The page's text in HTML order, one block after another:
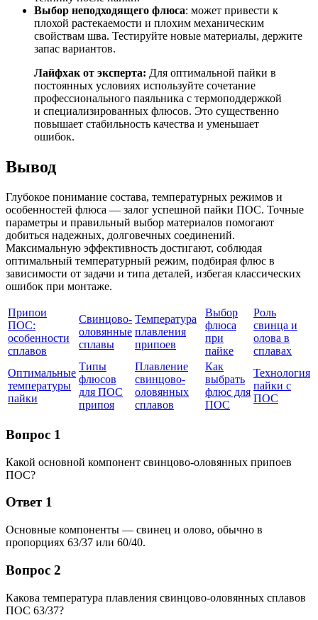
Выбор неподходящего флюса: может привести к
плохой растекаемости и плохим механическим
свойствам шва. Тестируйте новые материалы, держите
запас вариантов.
Лайфхак от эксперта: Для оптимальной пайки в
постоянных условиях используйте сочетание
профессионального паяльника с термоподдержкой
и специализированных флюсов. Это существенно
повышает стабильность качества и уменьшает
ошибок.
Вывод
Глубокое понимание состава, температурных режимов и
особенностей флюса — залог успешной пайки ПОС. Точные
параметры и правильный выбор материалов помогают
добиться надежных, долговечных соединений.
Максимальную эффективность достигают, соблюдая
оптимальный температурный режим, подбирая флюс в
зависимости от задачи и типа деталей, избегая классических
ошибок при монтаже.
Припои
ПОС:
особенности
сплавов
Свинцово-
оловянные
сплавы
Температура
плавления
припоев
Выбор
флюса
при
пайке
Роль
свинца и
олова в
сплавах
Оптимальные
температуры
пайки
Типы
флюсов
для ПОС
припоя
Плавление
свинцово-
оловянных
сплавов
Как
выбрать
флюс для
ПОС
Технология
пайки с
ПОС
Вопрос 1
Какой основной компонент свинцово-оловянных припоев
ПОС?
Ответ 1
Основные компоненты — свинец и олово, обычно в
пропорциях 63/37 или 60/40.
Вопрос 2
Какова температура плавления свинцово-оловянных сплавов
ПОС 63/37?